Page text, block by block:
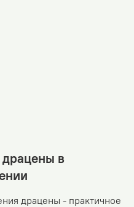
в
драцены - практичное